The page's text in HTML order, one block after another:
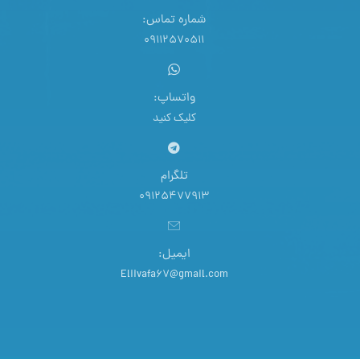
شماره تماس:
09112570511
واتساپ:
کلیک کنید
تلگرام
09125477913
ایمیل:
Eliivafa67@gmail.com